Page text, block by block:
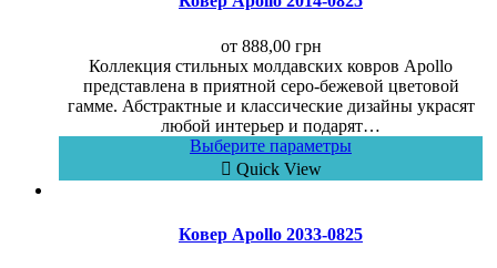
от 888,00 грн
Коллекция стильных молдавских ковров Apollo
представлена в приятной серо-бежевой цветовой
гамме. Абстрактные и классические дизайны украсят
любой интерьер и подарят…
Выберите параметры
Quick View
Ковер Apollo 2033-0825